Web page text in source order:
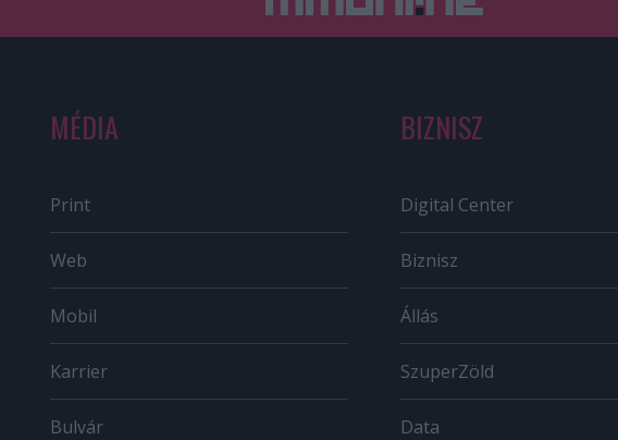
MÉDIA
Print
Web
Mobil
Karrier
Bulvár
BIZNISZ
Digital Center
Biznisz
Állás
SzuperZöld
Data